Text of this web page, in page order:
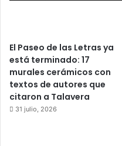
El Paseo de las Letras ya
está terminado: 17
murales cerámicos con
textos de autores que
citaron a Talavera
31 julio, 2026